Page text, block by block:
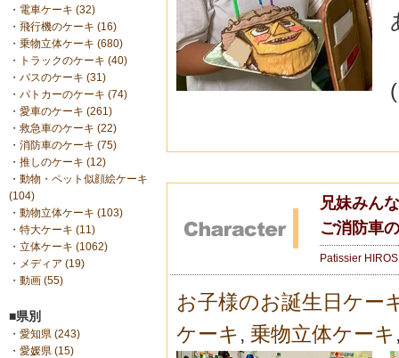
・ 電車ケーキ (32)
・ 飛行機のケーキ (16)
・ 乗物立体ケーキ (680)
・
トラックのケーキ (40)
・ バスのケーキ (31)
・ パトカーのケーキ (74)
・ 愛車のケーキ (261)
・ 救急車のケーキ (22)
・ 消防車のケーキ (75)
・ 推しのケーキ (12)
・ 動物・ペット似顔絵ケーキ
(104)
・ 動物立体ケーキ (103)
・ 特大ケーキ (11)
・ 立体ケーキ (1062)
・ メディア (19)
・ 動画 (55)
■県別
・ 愛知県 (243)
・ 愛媛県 (15)
兄妹みん
ご消防車
Patissier
お子様のお誕生日ケー
ケーキ , 乗物立体ケーキ